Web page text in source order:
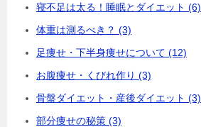
寝不足は太る！睡眠とダイエット (6)
体重は測るべき？ (3)
足痩せ・下半身痩せについて (12)
お腹痩せ・くびれ作り (3)
骨盤ダイエット・産後ダイエット (3)
部分痩せの秘策 (3)